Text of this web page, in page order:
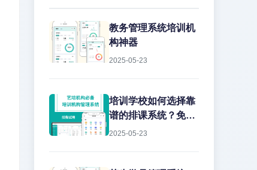
教务管理系统培训机
构神器
2025-05-23
培训学校如何选择靠
谱的排课系统？免费
版真的能用吗？
2025-05-23